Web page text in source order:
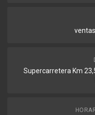
Supercarretera Km